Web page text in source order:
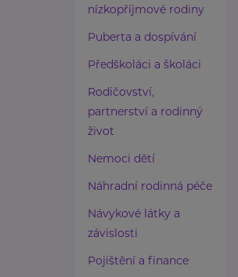
nízkopříjmové rodiny
Puberta a dospívání
Předškoláci a školáci
Rodičovství,
partnerství a rodinný
život
Nemoci dětí
Náhradní rodinná péče
Návykové látky a
závislosti
Pojištění a finance